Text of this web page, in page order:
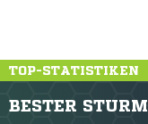
TOP-STATISTIKEN
BESTER STURM